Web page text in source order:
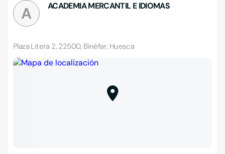
A ACADEMIA MERCANTIL E IDIOMAS
Plaza Litera 2, 22500, Binéfar, Huesca